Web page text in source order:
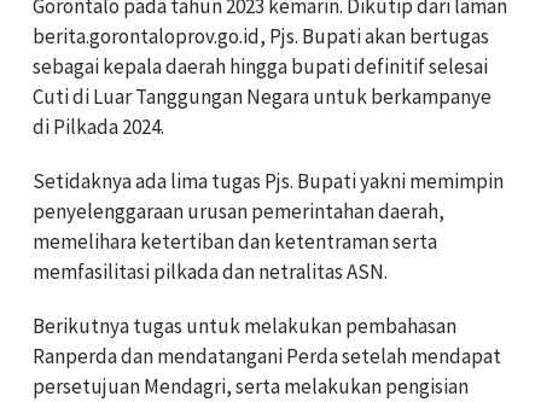
Gorontalo pada tahun 2023 kemarin. Dikutip dari laman
berita.gorontaloprov.go.id, Pjs. Bupati akan bertugas
sebagai kepala daerah hingga bupati definitif selesai
Cuti di Luar Tanggungan Negara untuk berkampanye
di Pilkada 2024.
Setidaknya ada lima tugas Pjs. Bupati yakni memimpin
penyelenggaraan urusan pemerintahan daerah,
memelihara ketertiban dan ketentraman serta
memfasilitasi pilkada dan netralitas ASN.
Berikutnya tugas untuk melakukan pembahasan
Ranperda dan mendatangani Perda setelah mendapat
persetujuan Mendagri, serta melakukan pengisian